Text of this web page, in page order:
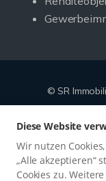
© SR
Impressum
Diese Website
Wir nutzen
„Alle akzeptieren“
Cookies zu.